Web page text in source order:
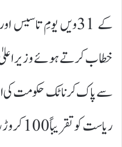
کے 31ویں یومِ
خطاب کرتے ہوئے وزیر
سے پاک کرناٹک حکومت کی
ریاست